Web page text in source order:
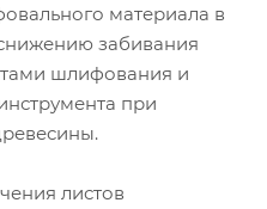
материала в
снижению забивания
шлифования и
при
листов